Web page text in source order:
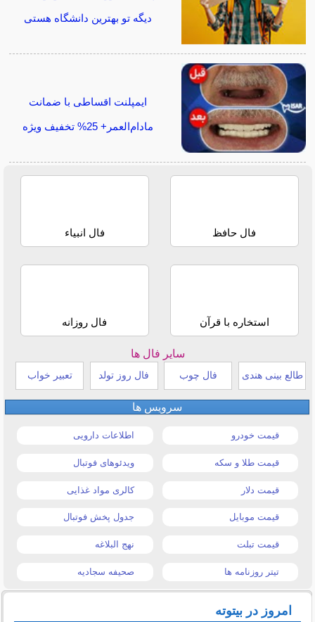
دیگه تو بهترین دانشگاه هستی
ایمپلنت اقساطی با ضمانت
مادام‌العمر+ 25% تخفیف ویژه
فال حافظ فال انبیاء
استخاره با قرآن فال روزانه
سایر فال ها
طالع بینی هندی فال چوب فال روز تولد تعبیر خواب
سرویس ها
قیمت خودرو اطلاعات دارویی
قیمت طلا و سکه ویدئوهای فوتبال
قیمت دلار کالری مواد غذایی
قیمت موبایل جدول پخش فوتبال
قیمت تبلت نهج البلاغه
تیتر روزنامه ها صحیفه سجادیه
امروز در بیتوته